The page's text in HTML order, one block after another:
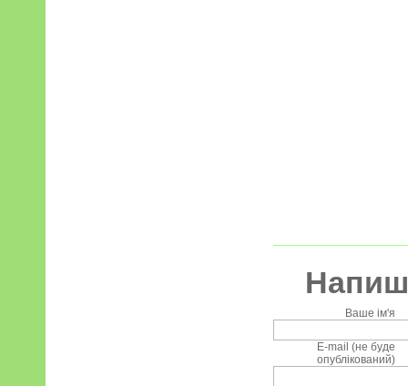
Ваше ім'я
E-mail (не буде
опублікований)